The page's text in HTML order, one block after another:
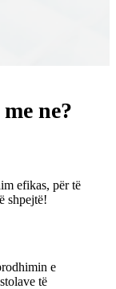
ne?
efikas, për të
shpejtë!
e
​​të